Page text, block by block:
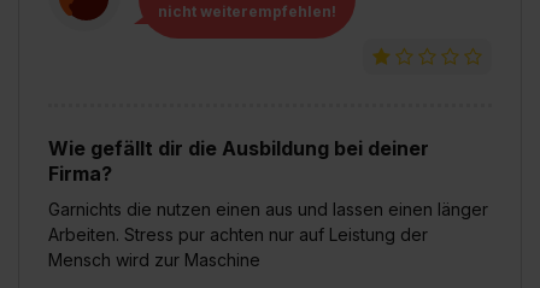
nicht weiterempfehlen!
Wie gefällt dir die Ausbildung bei deiner
Firma?
Garnichts die nutzen einen aus und lassen einen länger
Arbeiten. Stress pur achten nur auf Leistung der
Mensch wird zur Maschine